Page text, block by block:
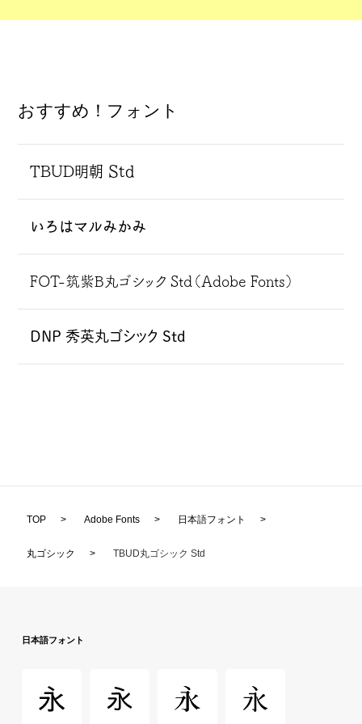
おすすめ！フォント
TBUD明朝 Std
いろはマルみかみ
FOT-筑紫B丸ゴシック Std（Adobe Fonts）
DNP 秀英丸ゴシック Std
TOP > Adobe Fonts > 日本語フォント >
丸ゴシック > TBUD丸ゴシック Std
日本語フォント